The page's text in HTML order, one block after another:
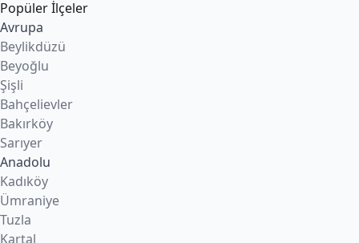
Popüler İlçeler
Avrupa
Beylikdüzü
Beyoğlu
Şişli
Bahçelievler
Bakırköy
Sarıyer
Anadolu
Kadıköy
Ümraniye
Tuzla
Kartal